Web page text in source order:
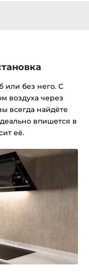
или без него. С
воздуха через
всегда найдёте
впишется в
её.